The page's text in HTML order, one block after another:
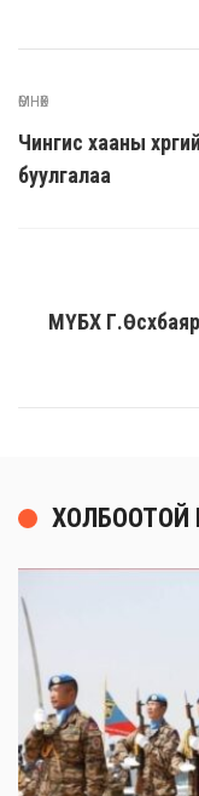
ӨМНӨХ
Чингис хааны
буулгалаа
МҮБХ